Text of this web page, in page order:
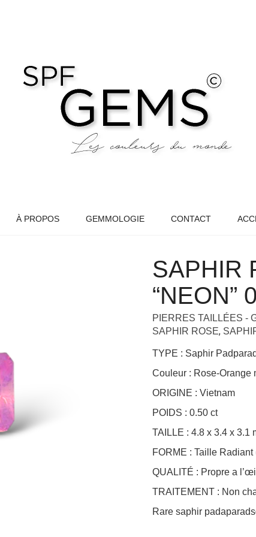
À PROPOS GEMMOLOGIE CONTACT
SAPHIR
“NEON”
PIERRES TAILLÉES -
SAPHIR ROSE,
TYPE : Saphir
Couleur : Rose-Orange
ORIGINE : Vietnam
POIDS : 0.50 ct
TAILLE : 4.8 x 3.4 x 3.1
FORME : Taille
QUALITÉ : Propre a l’œil
TRAITEMENT : Non
Rare saphir